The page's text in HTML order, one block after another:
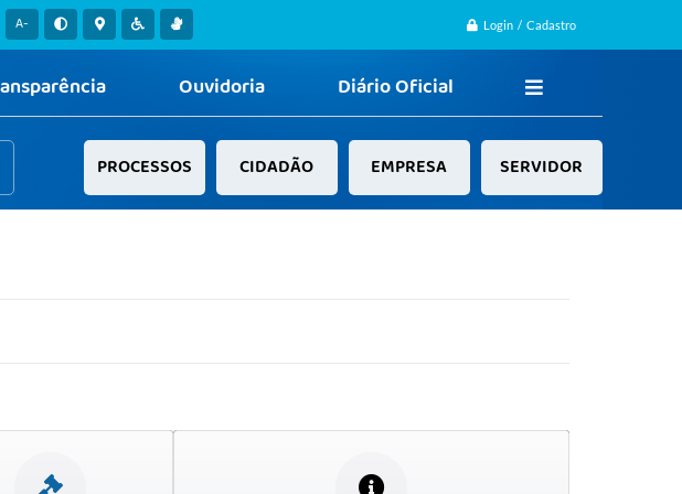
Login / Cadastro
A-
Ouvidoria Diário Oficial
PROCESSOS CIDADÃO EMPRESA SERVIDOR